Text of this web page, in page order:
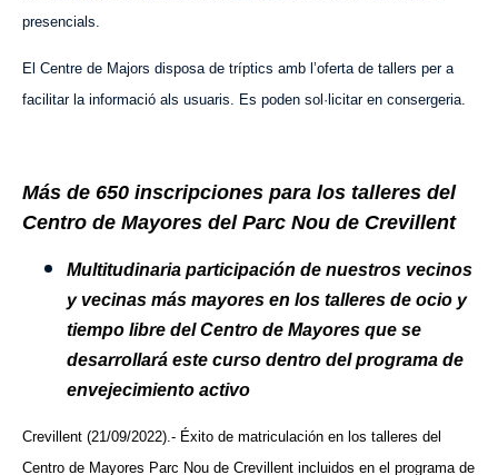
presencials.
El Centre de Majors disposa de tríptics amb l’oferta de tallers per a
facilitar la informació als usuaris. Es poden sol·licitar en consergeria.
Más de 650 inscripciones para los talleres del
Centro de Mayores del Parc Nou de Crevillent
Multitudinaria participación de nuestros vecinos
y vecinas más mayores en los talleres de ocio y
tiempo libre del Centro de Mayores que se
desarrollará este curso dentro del programa de
envejecimiento activo
Crevillent (21/09/2022).- Éxito de matriculación en los talleres del
Centro de Mayores Parc Nou de Crevillent incluidos en el programa de